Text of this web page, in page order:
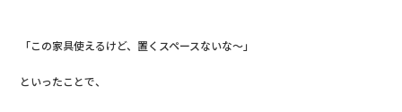
「この家具使えるけど、置くスペースないな～」
といったことで、